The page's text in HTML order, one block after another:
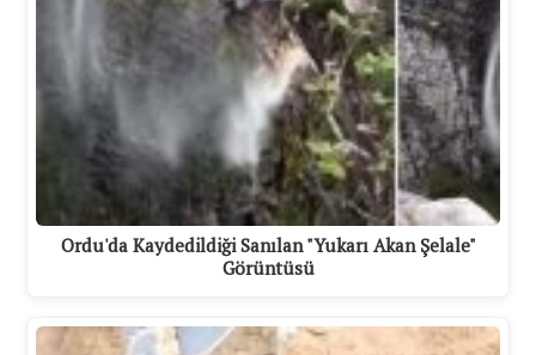
Ordu'da Kaydedildiği Sanılan "Yukarı Akan Şelale"
Görüntüsü